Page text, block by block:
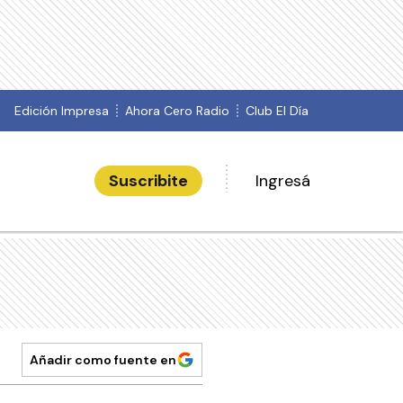
Edición Impresa Ahora Cero Radio Club El Día
Suscribite Ingresá
Añadir como fuente en